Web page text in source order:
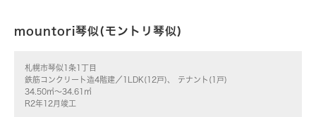
mountori琴似(モントリ琴似)
札幌市琴似1条1丁目
鉄筋コンクリート造4階建／1LDK(12戸)、 テナント(1戸)
34.50㎡～34.61㎡
R2年12月竣工